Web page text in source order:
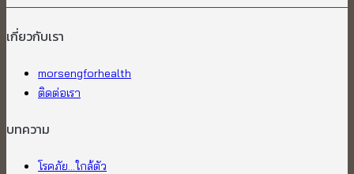
เกี่ยวกับเรา​
morsengforhealth
ติดต่อเรา
บทความ
โรคภัย...ใกล้ตัว